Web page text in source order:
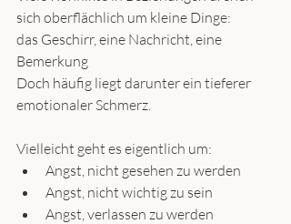
sich oberflächlich um kleine Dinge:
das Geschirr, eine Nachricht, eine
Bemerkung
Doch häufig liegt darunter ein tieferer
emotionaler Schmerz.
Vielleicht geht es eigentlich um:
Angst, nicht gesehen zu werden
Angst, nicht wichtig zu sein
Angst, verlassen zu werden